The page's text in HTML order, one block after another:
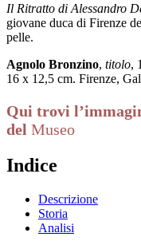
Il Ritratto di Alessandro
giovane duca di Firenze
pelle.
Agnolo Bronzino, titolo,
16 x 12,5 cm. Firenze,
Qui trovi
del Museo
Indice
Descrizione
Storia
Analisi